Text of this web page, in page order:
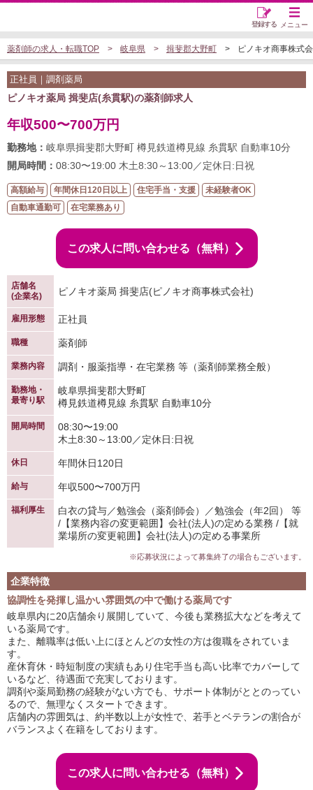
メニュー
登録する
薬剤師の求人・転職TOP 岐阜県 揖斐郡大野町 ピノキオ商事株式
正社員｜調剤薬局
ピノキオ薬局 揖斐店(糸貫駅)の薬剤師求人
年収500〜700万円
勤務地： 岐阜県揖斐郡大野町 樽見鉄道樽見線 糸貫駅 自動車10分
開局時間： 08:30〜19:00 木土8:30～13:00／定休日:日祝
高額給与 年間休日120日以上 住宅手当・支援
未経験者OK
自動車通勤可
在宅業務あり
この求人に問い合わせる（無料）
店舗名
(企業名)
ピノキオ薬局 揖斐店(ピノキオ商事株式会社)
雇用形態 正社員
職種 薬剤師
業務内容 調剤・服薬指導・在宅業務 等（薬剤師業務全般）
勤務地・
最寄り駅
岐阜県揖斐郡大野町
樽見鉄道樽見線 糸貫駅 自動車10分
開局時間
08:30〜19:00
木土8:30～13:00／定休日:日祝
休日 年間休日120日
給与 年収500〜700万円
福利厚生
白衣の貸与／勉強会（薬剤師会）／勉強会（年2回） 等
/【業務内容の変更範囲】会社(法人)の定める業務 /【就
業場所の変更範囲】会社(法人)の定める事業所
※応募状況によって募集終了の場合もございます。
企業特徴
協調性を発揮し温かい雰囲気の中で働ける薬局です
岐阜県内に20店舗余り展開していて、今後も業務拡大などを考えて
いる薬局です。
また、離職率は低い上にほとんどの女性の方は復職をされていま
す。
産休育休・時短制度の実績もあり住宅手当も高い比率でカバーして
いるなど、待遇面で充実しております。
調剤や薬局勤務の経験がない方でも、サポート体制がととのってい
るので、無理なくスタートできます。
店舗内の雰囲気は、約半数以上が女性で、若手とベテランの割合が
バランスよく在籍をしております。
この求人に問い合わせる（無料）